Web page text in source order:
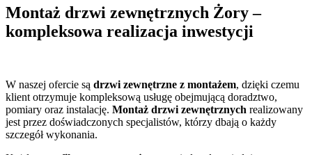
Montaż drzwi zewnętrznych Żory –
kompleksowa realizacja inwestycji
W naszej ofercie są drzwi zewnętrzne z montażem, dzięki czemu
klient otrzymuje kompleksową usługę obejmującą doradztwo,
pomiary oraz instalację. Montaż drzwi zewnętrznych realizowany
jest przez doświadczonych specjalistów, którzy dbają o każdy
szczegół wykonania.